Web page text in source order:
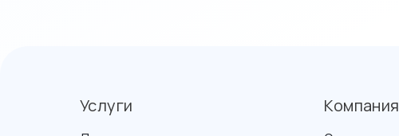
Услуги Компания